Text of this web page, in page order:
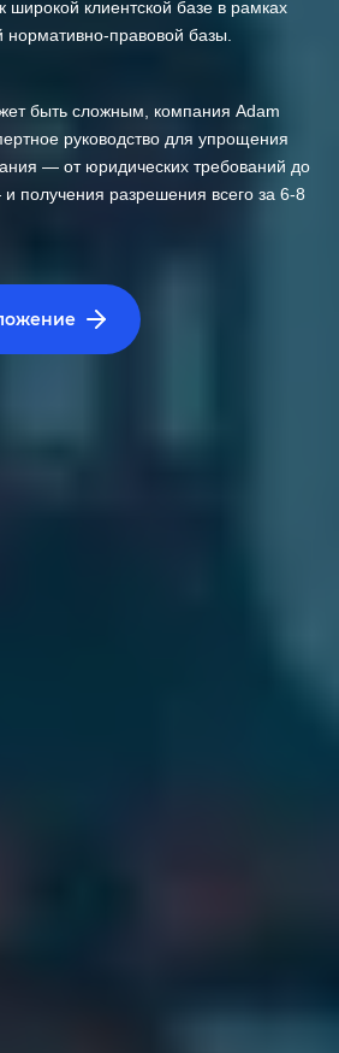
широкой клиентской базе в рамках
нормативно-правовой базы.
быть сложным, компания Adam
руководство для упрощения
— от юридических требований до
получения разрешения всего за 6-8